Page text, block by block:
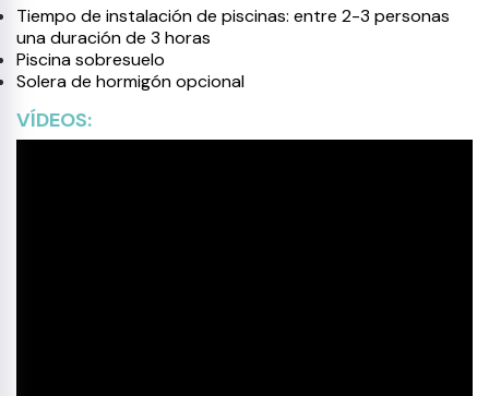
Tiempo de instalación de piscinas: entre 2-3 personas
una duración de 3 horas
Piscina sobresuelo
Solera de hormigón opcional
VÍDEOS: